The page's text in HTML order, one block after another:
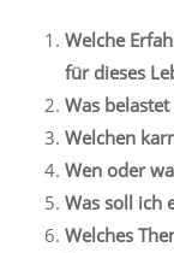
Welche
für dieses
Was
Welchen
Wen oder
Was soll ich
Welches